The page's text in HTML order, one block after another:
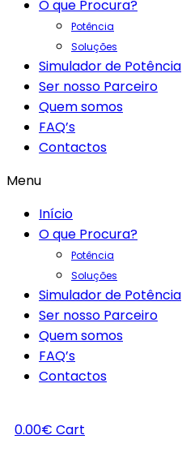
O que Procura?
Potência
Soluções
Simulador de Potência
Ser nosso Parceiro
Quem somos
FAQ’s
Contactos
Menu
Início
O que Procura?
Potência
Soluções
Simulador de Potência
Ser nosso Parceiro
Quem somos
FAQ’s
Contactos
0.00€ Cart